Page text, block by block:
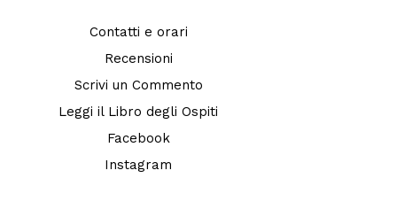
Contatti e orari
Recensioni
Scrivi un Commento
Leggi il Libro degli Ospiti
Facebook
Instagram